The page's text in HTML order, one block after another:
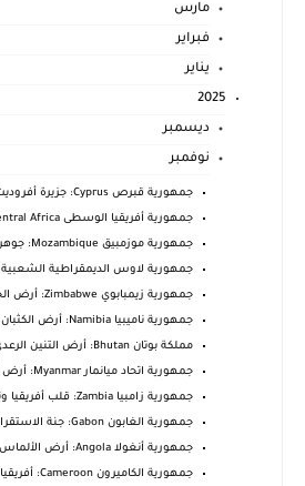
مارس
فبراير
يناير
2025
ديسمبر
نوفمبر
جمهورية قبرص Cyprus: جزيرة أفروديت وملتقى الحضارات
جمهورية أفريقيا الوسطى Central Africa: قلب القارة ...
جمهورية موزمبيق Mozambique: جوهرة الساحل الأفريقي ...
جمهورية لاوس الديمقراطية الشعبية Laos: أرض المليون...
جمهورية زيمبابوي Zimbabwe: أرض الحجر العظيم وشلالا...
جمهورية ناميبيا Namibia: أرض الكثبان الرملية العظيمة
مملكة بوتان Bhutan: أرض التنين الرعدي
جمهورية اتحاد ميانمار Myanmar: أرض المعابد الذهبية
جمهورية زامبيا Zambia: قلب أفريقيا وتيار النحاس
جمهورية الغابون Gabon: جنة الاستقرار والغابات المطيرة
جمهورية أنغولا Angola: أرض الألماس والنفط الأطلسية
جمهورية الكاميرون Cameroon: أفريقيا المصغرة